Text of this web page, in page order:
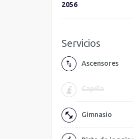
2056
Servicios
Ascensores
Capilla
Gimnasio